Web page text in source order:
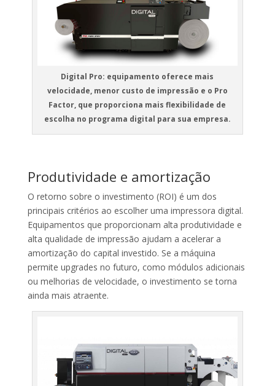
Digital Pro: equipamento oferece mais
velocidade, menor custo de impressão e o Pro
Factor, que proporciona mais flexibilidade de
escolha no programa digital para sua empresa.
Produtividade e amortização
O retorno sobre o investimento (ROI) é um dos
principais critérios ao escolher uma impressora digital.
Equipamentos que proporcionam alta produtividade e
alta qualidade de impressão ajudam a acelerar a
amortização do capital investido. Se a máquina
permite upgrades no futuro, como módulos adicionais
ou melhorias de velocidade, o investimento se torna
ainda mais atraente.